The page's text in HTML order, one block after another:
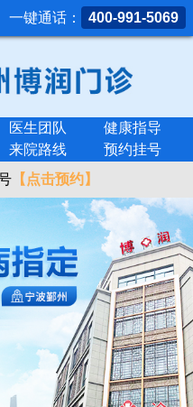
一键通话： 400-991-5069
医生团队
健康指导
来院路线
预约挂号
【点击预约】